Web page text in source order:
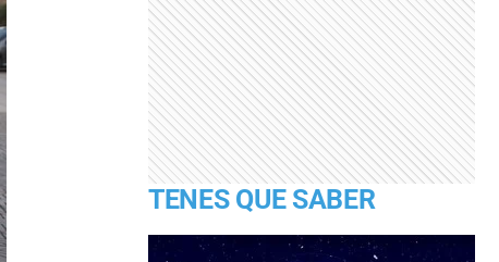
TENES QUE SABER